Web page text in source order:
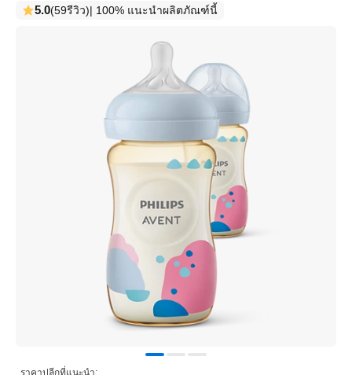
5.0(59รีวิว)| 100% แนะนำผลิตภัณฑ์นี้
ราคาปลีกที่แนะนำ: